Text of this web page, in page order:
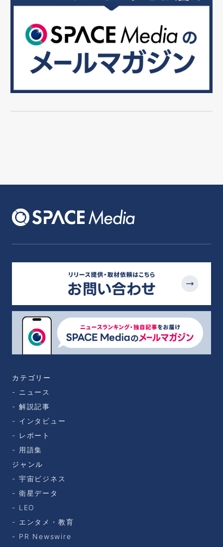
カテゴリー
ニュース
解説記事
インタビュー
レポート
用語集
ジャンル
宇宙ビジネス
衛星データ
LEO
エンタメ・教育
PR Newswire